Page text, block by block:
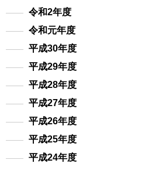
令和2年度
令和元年度
平成30年度
平成29年度
平成28年度
平成27年度
平成26年度
平成25年度
平成24年度